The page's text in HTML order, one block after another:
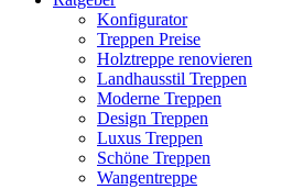
Konfigurator
Treppen Preise
Holztreppe renovieren
Landhausstil Treppen
Moderne Treppen
Design Treppen
Luxus Treppen
Schöne Treppen
Wangentreppe